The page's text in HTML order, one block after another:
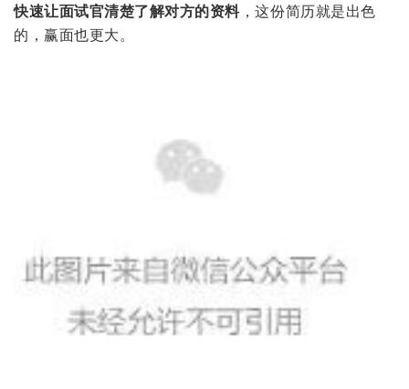
快速让面试官清楚了解对方的资料，这份简历就是出色
的，赢面也更大。